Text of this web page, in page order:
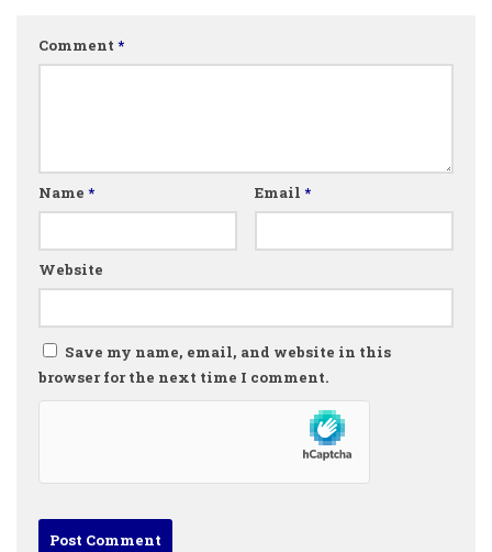
Comment *
Name * Email *
Website
Save my name, email, and website in this
browser for the next time I comment.